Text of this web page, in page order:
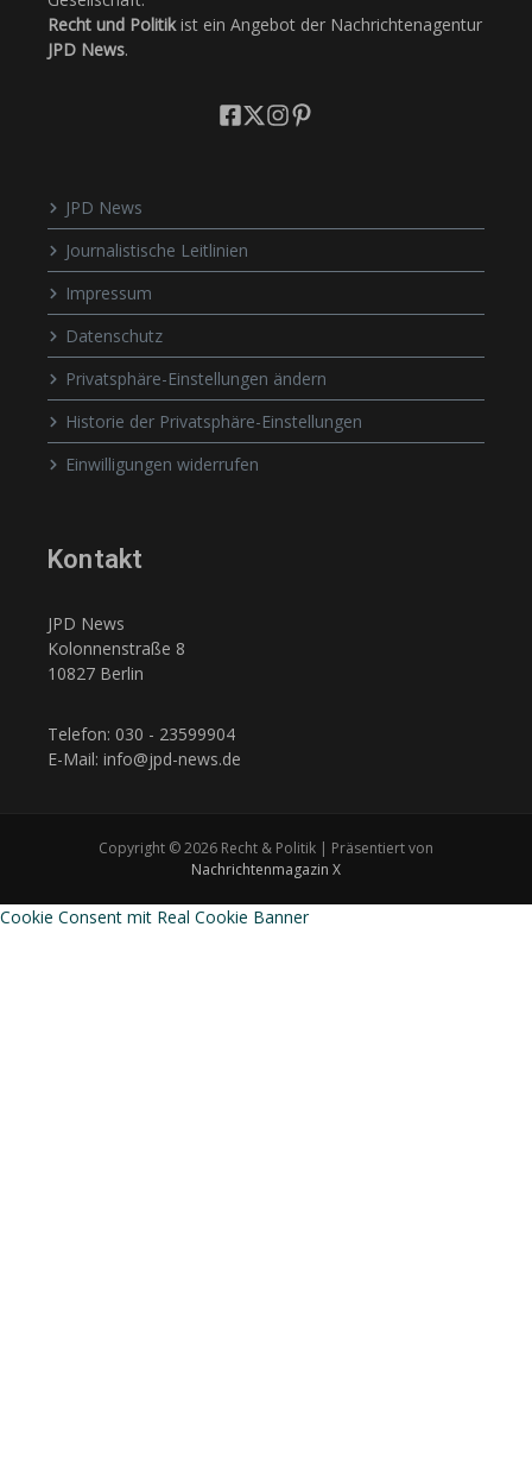
Recht und Politikist ein Angebot der Nachrichtenagentur
JPD News.
JPD News
Journalistische Leitlinien
Impressum
Datenschutz
Privatsphäre-Einstellungen ändern
Historie der Privatsphäre-Einstellungen
Einwilligungen widerrufen
Kontakt
JPD News
Kolonnenstraße 8
10827 Berlin
Telefon: 030 - 23599904
E-Mail: info@jpd-news.de
Copyright © 2026 Recht & Politik | Präsentiert von
Nachrichtenmagazin X
Cookie Consent mit Real Cookie Banner